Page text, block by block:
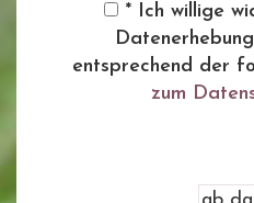
* Ich willige
entsprechend der
zum